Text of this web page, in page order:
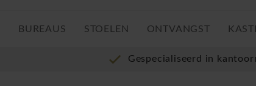
BUREAUS STOELEN ONTVANGST
Gespecialiseerd in